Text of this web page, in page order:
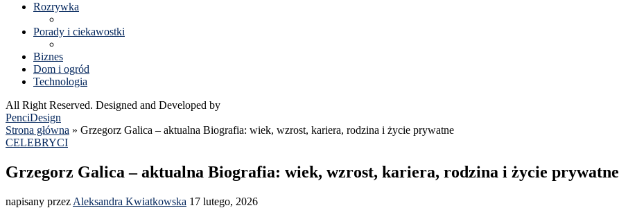
Rozrywka
Porady i ciekawostki
Biznes
Dom i ogród
Technologia
All Right Reserved. Designed and Developed by
PenciDesign
Strona główna » Grzegorz Galica – aktualna Biografia: wiek, wzrost, kariera, rodzina i życie prywatne
CELEBRYCI
Grzegorz Galica – aktualna Biografia: wiek, wzrost, kariera, rodzina i życie prywatne
napisany przez Aleksandra Kwiatkowska 17 lutego, 2026